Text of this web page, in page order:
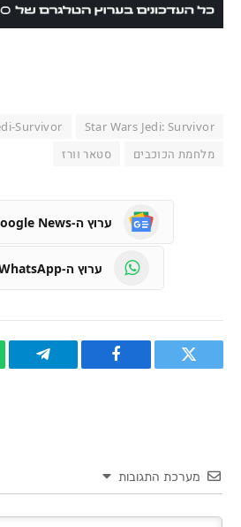
Star Wars Jedi: Survivor
Survivor
מלחמת הכוכבים
סטאר וורז
ערוץ ה-Google News של גיימפרו
ערוץ ה-WhatsApp של גיימפרו
טוויטר פייסבוק
מערכת התגובות